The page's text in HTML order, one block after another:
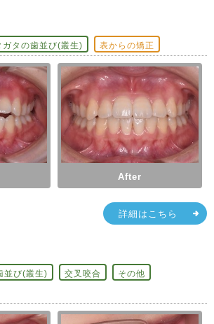
ガタの歯並び(叢生) 表からの矯正
After
詳細はこちら
並び(叢生) 交叉咬合 その他